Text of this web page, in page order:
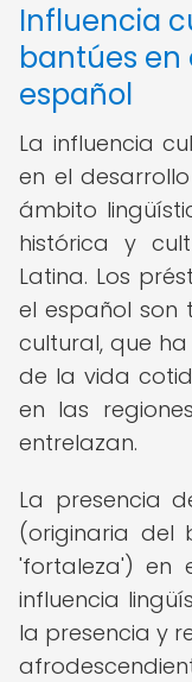
Influencia
bantúes en
español
La influencia
en el
ámbito
histórica y
Latina. Los
el español son
cultural, que
de la vida
en las
entrelazan.
La presencia
(originaria del
'fortaleza') en
influencia
la presencia y